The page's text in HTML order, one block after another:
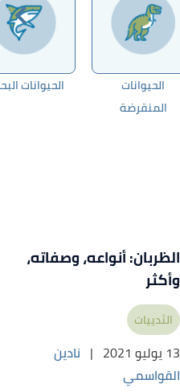
الحيوانات
المنقرضة
الحيوانات
الظربان: أنواعه، وصفاته،
وأكثر
الثدييات
13 يوليو 2021 | نادين
القواسمي